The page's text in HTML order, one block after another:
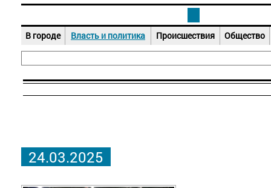
В городе Власть и политика Происшествия Общество
24.03.2025